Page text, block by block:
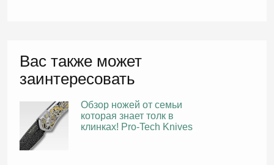
Вас также может
заинтересовать
Обзор ножей от семьи
которая знает толк в
клинках! Pro-Tech Knives